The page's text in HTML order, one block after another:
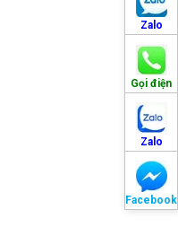
Zalo
Gọi điện
Zalo
Facebook